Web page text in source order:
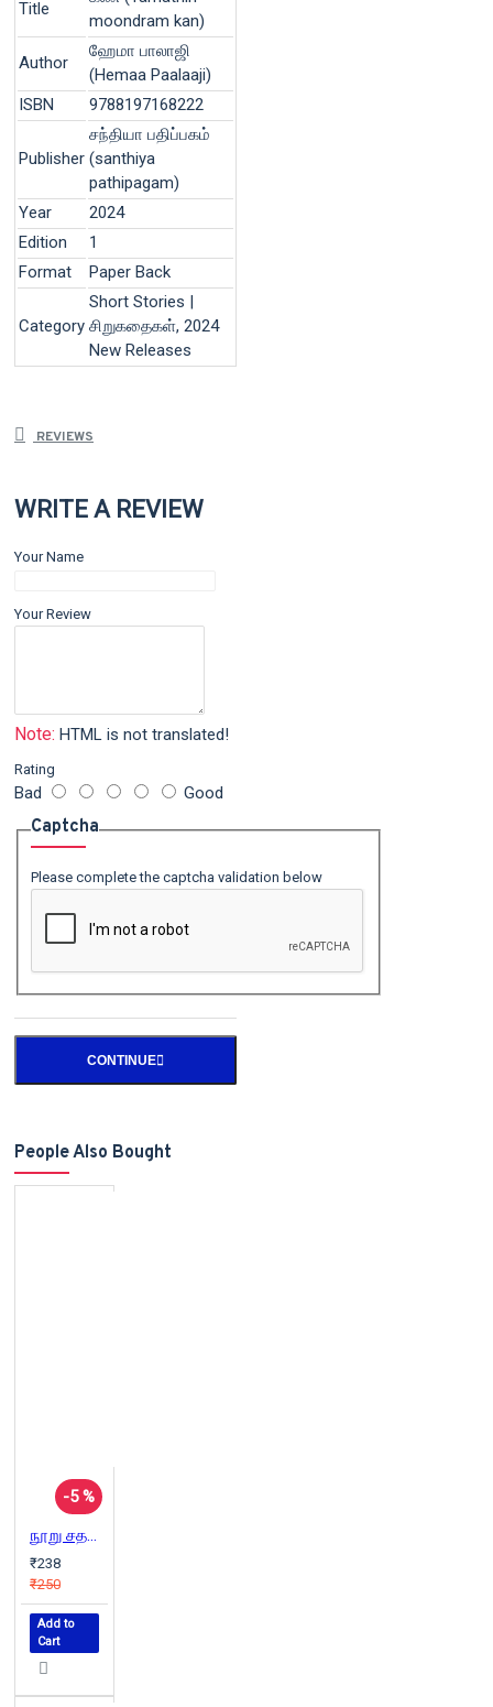
Title
moondram kan)
Author
ஹேமா பாலாஜி
(Hemaa Paalaaji)
ISBN
9788197168222
Publisher
சந்தியா பதிப்பகம்
(santhiya
pathipagam)
Year
2024
Edition
1
Format
Paper Back
Category
Short Stories |
சிறுகதைகள், 2024
New Releases
REVIEWS
WRITE A REVIEW
Your Name
Your Review
Note: HTML is not translated!
Rating
Bad Good
Captcha
Please complete the captcha validation below
CONTINUE
People Also Bought
-5 %
நூறு சதவீத பொருத்தமான யுவதியை ஓர் அழகிய ஏப்ரல் காலையில் பார்த்தபோது
₹238
₹250
Add to
Cart